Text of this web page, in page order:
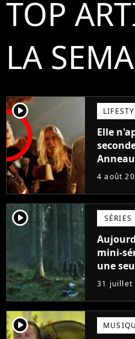
TOP
LA
player2
Elle
cette
4 août
player2 SÉRIES
mini-
une
31 juillet
player2